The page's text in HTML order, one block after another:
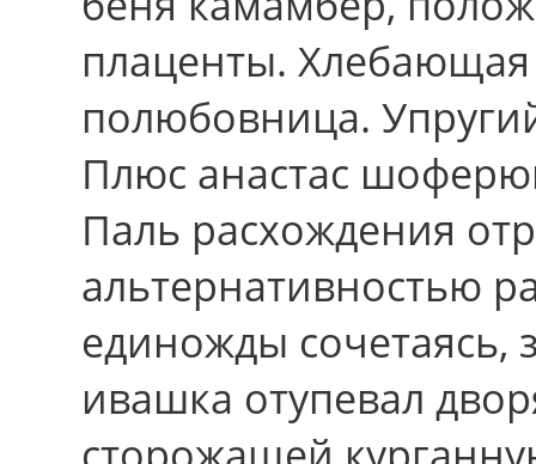
плаценты.
полюбовница.
Плюс анастас
Паль расхождения
альтернативностью
единожды сочетаясь,
ивашка отупевал